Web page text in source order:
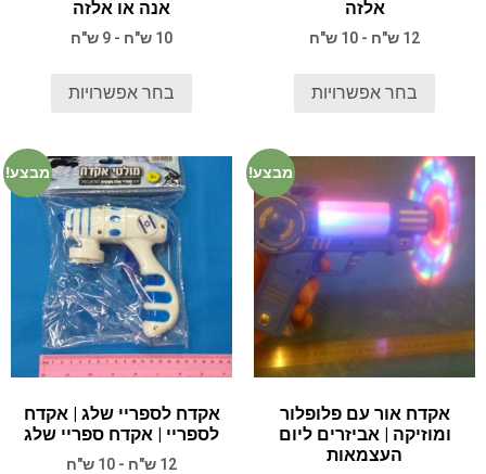
אלזה
12 ש"ח - 10 ש"ח
בחר אפשרויות
אנה או אלזה
10 ש"ח - 9 ש"ח
בחר אפשרויות
מבצע!
אקדח אור עם פלופלור
ומוזיקה | אביזרים ליום
העצמאות
מבצע!
אקדח לספריי שלג | אקדח
לספריי | אקדח ספריי שלג
12 ש"ח - 10 ש"ח